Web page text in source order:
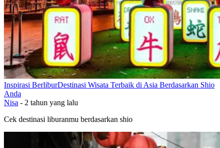
Inspirasi BerliburDestinasi Wisata Terbaik di Asia Berdasarkan Shio
Anda
Nisa - 2 tahun yang lalu
Cek destinasi liburanmu berdasarkan shio